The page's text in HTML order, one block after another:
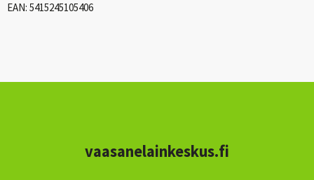
EAN: 5415245105406
vaasanelainkeskus.fi